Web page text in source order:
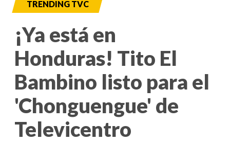
TRENDING TVC
¡Ya está en
Honduras! Tito El
Bambino listo para el
'Chonguengue' de
Televicentro